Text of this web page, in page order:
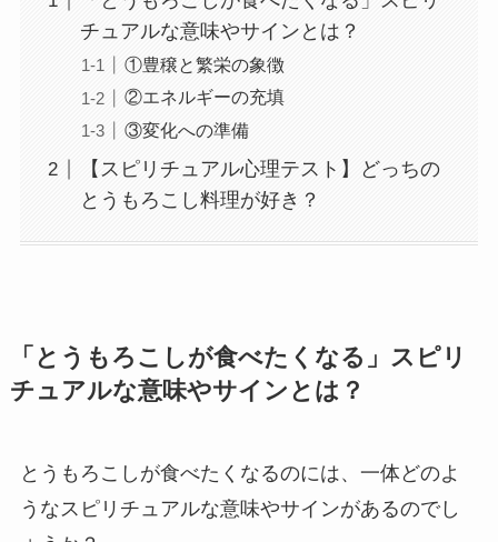
チュアルな意味やサインとは？
①豊穣と繁栄の象徴
②エネルギーの充填
③変化への準備
【スピリチュアル心理テスト】どっちの
とうもろこし料理が好き？
「とうもろこしが食べたくなる」スピリ
チュアルな意味やサインとは？
とうもろこしが食べたくなるのには、一体どのよ
うなスピリチュアルな意味やサインがあるのでし